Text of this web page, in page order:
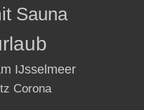
Sauna
IJsselmeer
Corona